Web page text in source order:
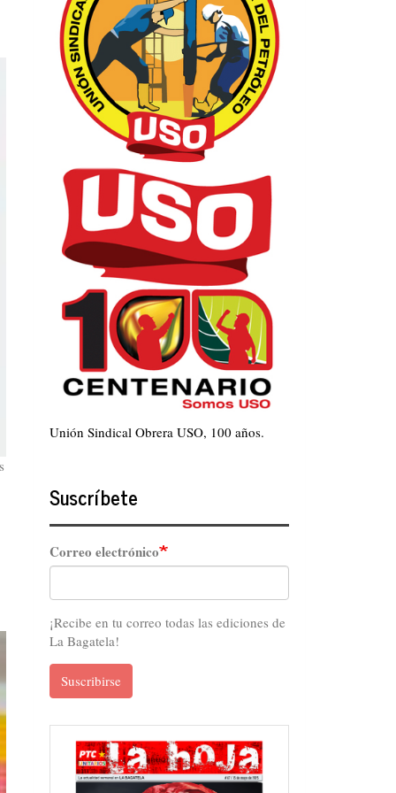
Unión Sindical Obrera USO, 100 años.
Suscríbete
Correo electrónico
¡Recibe en tu correo todas las ediciones de
La Bagatela!
Suscribirse